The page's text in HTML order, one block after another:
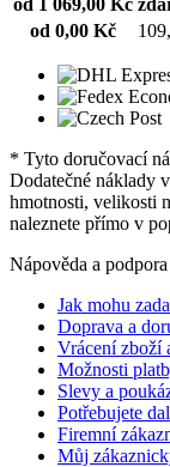
od 0,00 Kč
* Tyto doručovací
Dodatečné náklady
hmotnosti, velikosti
naleznete přímo v
Nápověda a podpora
Jak mohu
Doprava a
Vrácení zboží
Možnosti
Slevy a
Potřebujete
Firemní
Můj